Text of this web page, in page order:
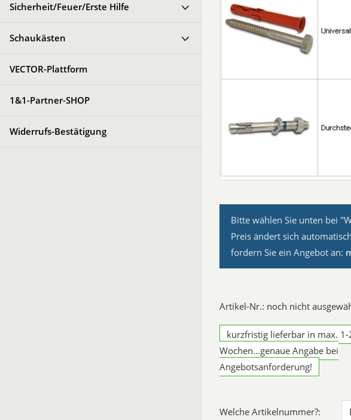
Sicherheit/Feuer/Erste Hilfe
Schaukästen
VECTOR-Plattform
1&1-Partner-SHOP
Widerrufs-Bestätigung
Bitte wählen Sie unten bei
Preis ändert sich
fordern Sie ein Angebot an:
Artikel-Nr.: noch nicht
kurzfristig lieferbar in max. 1-
Wochen...genaue Angabe bei
Angebotsanforderung!
Welche Artikelnummer?: